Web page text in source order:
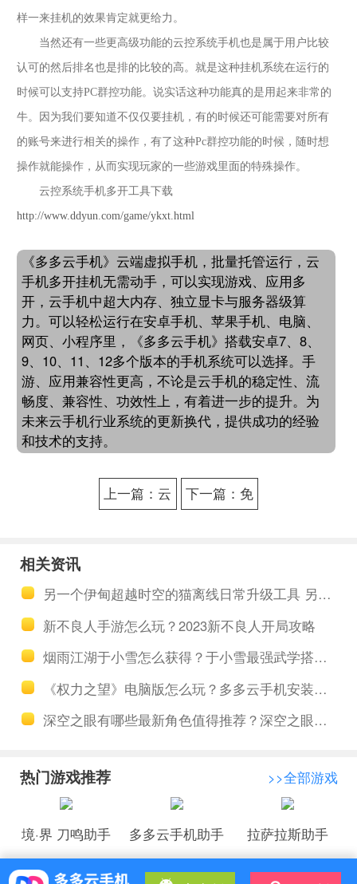
样一来挂机的效果肯定就更给力。
当然还有一些更高级功能的云控系统手机也是属于用户比较
认可的然后排名也是排的比较的高。就是这种挂机系统在运行的
时候可以支持PC群控功能。说实话这种功能真的是用起来非常的
牛。因为我们要知道不仅仅要挂机，有的时候还可能需要对所有
的账号来进行相关的操作，有了这种Pc群控功能的时候，随时想
操作就能操作，从而实现玩家的一些游戏里面的特殊操作。
云控系统手机多开工具下载
http://www.ddyun.com/game/ykxt.html
《多多云手机》云端虚拟手机，批量托管运行，云
手机多开挂机无需动手，可以实现游戏、应用多
开，云手机中超大内存、独立显卡与服务器级算
力。可以轻松运行在安卓手机、苹果手机、电脑、
网页、小程序里，《多多云手机》搭载安卓7、8、
9、10、11、12多个版本的手机系统可以选择。手
游、应用兼容性更高，不论是云手机的稳定性、流
畅度、兼容性、功效性上，有着进一步的提升。为
未来云手机行业系统的更新换代，提供成功的经验
和技术的支持。
上一篇：云
统生态讲解
下一篇：免
相关资讯
另一个伊甸超越时空的猫离线日常升级工具 另一个伊甸超越时空的猫强角色推荐介绍
新不良人手游怎么玩？2023新不良人开局攻略
烟雨江湖于小雪怎么获得？于小雪最强武学搭配和加点推荐
​《权力之望》电脑版怎么玩？多多云手机安装权力之望国际服电脑版教程
深空之眼有哪些最新角色值得推荐？深空之眼角色强度排行榜更新
热门游戏推荐 >>全部游戏
境·界 刀鸣助手 多多云手机助手 拉萨拉斯助手